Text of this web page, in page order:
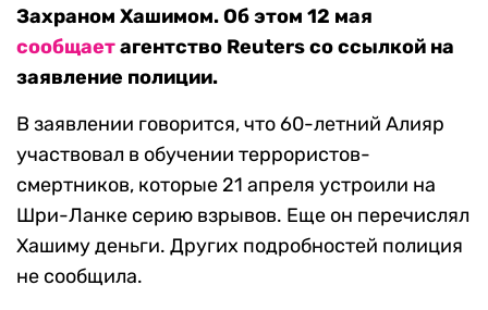
Захраном Хашимом. Об этом 12 мая
сообщаетагентство Reuters со ссылкой на
заявление полиции.
В заявлении говорится, что 60-летний Алияр
участвовал в обучении террористов-
смертников, которые 21 апреля устроили на
Шри-Ланке серию взрывов. Еще он перечислял
Хашиму деньги. Других подробностей полиция
не сообщила.